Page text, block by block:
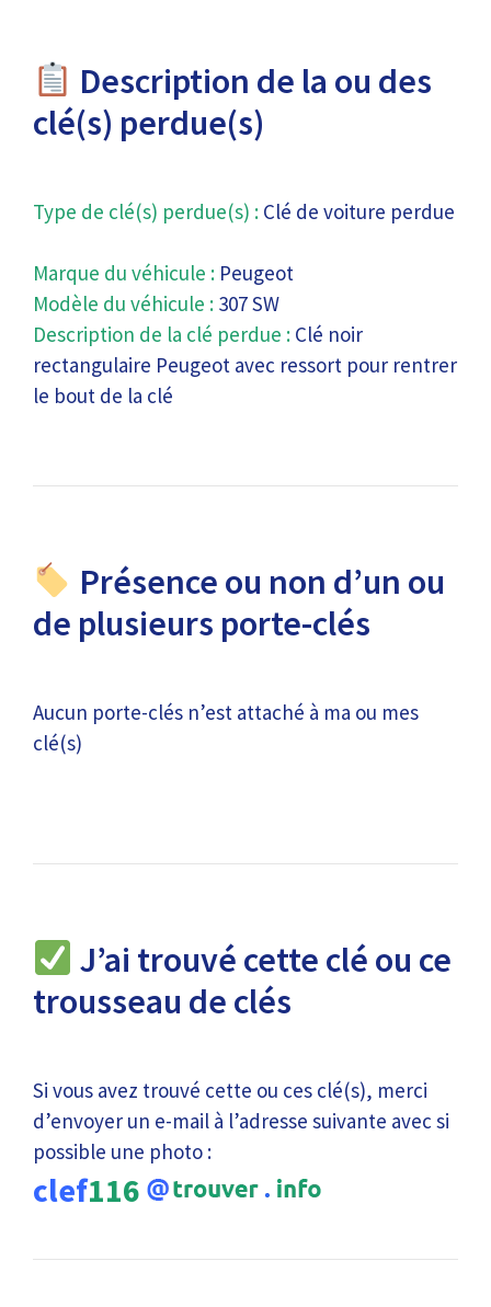
Description de la ou des
clé(s) perdue(s)
Type de clé(s) perdue(s) : Clé de voiture perdue
Marque du véhicule : Peugeot
Modèle du véhicule : 307 SW
Description de la clé perdue : Clé noir
rectangulaire Peugeot avec ressort pour rentrer
le bout de la clé
Présence ou non d’un ou
de plusieurs porte-clés
Aucun porte-clés n’est attaché à ma ou mes
clé(s)
J’ai trouvé cette clé ou ce
trousseau de clés
Si vous avez trouvé cette ou ces clé(s), merci
d’envoyer un e-mail à l’adresse suivante avec si
possible une photo :
clef116